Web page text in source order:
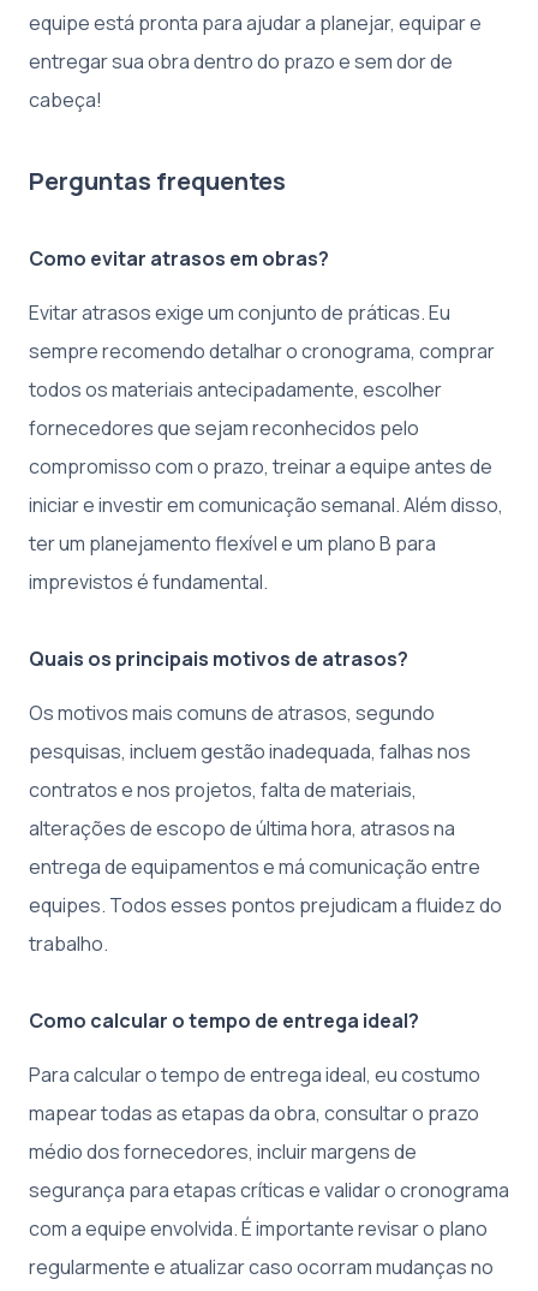
equipe está pronta para ajudar a planejar, equipar e
entregar sua obra dentro do prazo e sem dor de
cabeça!
Perguntas frequentes
Como evitar atrasos em obras?
Evitar atrasos exige um conjunto de práticas. Eu
sempre recomendo detalhar o cronograma, comprar
todos os materiais antecipadamente, escolher
fornecedores que sejam reconhecidos pelo
compromisso com o prazo, treinar a equipe antes de
iniciar e investir em comunicação semanal. Além disso,
ter um planejamento flexível e um plano B para
imprevistos é fundamental.
Quais os principais motivos de atrasos?
Os motivos mais comuns de atrasos, segundo
pesquisas, incluem gestão inadequada, falhas nos
contratos e nos projetos, falta de materiais,
alterações de escopo de última hora, atrasos na
entrega de equipamentos e má comunicação entre
equipes. Todos esses pontos prejudicam a fluidez do
trabalho.
Como calcular o tempo de entrega ideal?
Para calcular o tempo de entrega ideal, eu costumo
mapear todas as etapas da obra, consultar o prazo
médio dos fornecedores, incluir margens de
segurança para etapas críticas e validar o cronograma
com a equipe envolvida. É importante revisar o plano
regularmente e atualizar caso ocorram mudanças no